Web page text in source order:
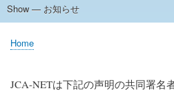
お
ら
Show — お知らせ
JCA-NETからのお知らせ
Breadcrumb
Home
JCA-NETは下記の声明の共同署名